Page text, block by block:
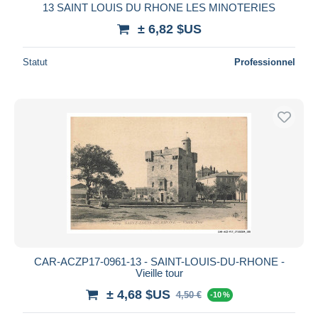
13 SAINT LOUIS DU RHONE LES MINOTERIES
± 6,82 $US
Statut Professionnel
CAR-ACZP17-0961-13 - SAINT-LOUIS-DU-RHONE -
Vieille tour
± 4,68 $US 4,50 € -10 %